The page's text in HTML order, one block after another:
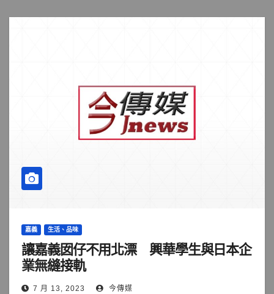
嘉義 生活、品味
讓嘉義囡仔不用北漂 興華學生與日本企
業無縫接軌
7 月 13, 2023 今傳媒